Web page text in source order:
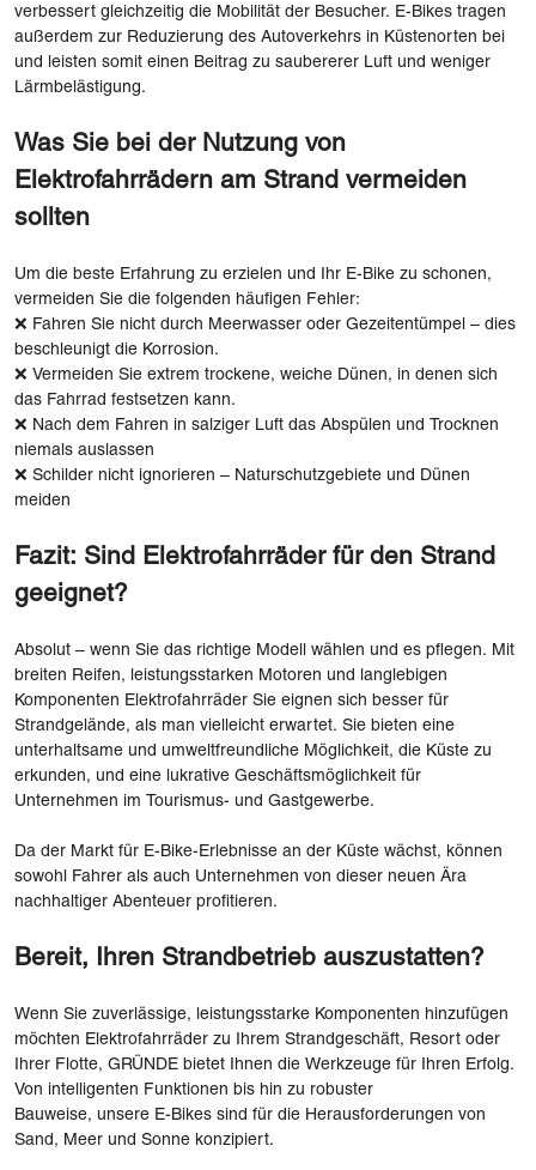
verbessert gleichzeitig die Mobilität der Besucher. E-Bikes tragen
außerdem zur Reduzierung des Autoverkehrs in Küstenorten bei
und leisten somit einen Beitrag zu saubererer Luft und weniger
Lärmbelästigung.
Was Sie bei der Nutzung von
Elektrofahrrädern am Strand vermeiden
sollten
Um die beste Erfahrung zu erzielen und Ihr E-Bike zu schonen,
vermeiden Sie die folgenden häufigen Fehler:
❌ Fahren Sie nicht durch Meerwasser oder Gezeitentümpel – dies
beschleunigt die Korrosion.
❌ Vermeiden Sie extrem trockene, weiche Dünen, in denen sich
das Fahrrad festsetzen kann.
❌ Nach dem Fahren in salziger Luft das Abspülen und Trocknen
niemals auslassen
❌ Schilder nicht ignorieren – Naturschutzgebiete und Dünen
meiden
Fazit: Sind Elektrofahrräder für den Strand
geeignet?
Absolut – wenn Sie das richtige Modell wählen und es pflegen. Mit
breiten Reifen, leistungsstarken Motoren und langlebigen
Komponenten Elektrofahrräder Sie eignen sich besser für
Strandgelände, als man vielleicht erwartet. Sie bieten eine
unterhaltsame und umweltfreundliche Möglichkeit, die Küste zu
erkunden, und eine lukrative Geschäftsmöglichkeit für
Unternehmen im Tourismus- und Gastgewerbe.
Da der Markt für E-Bike-Erlebnisse an der Küste wächst, können
sowohl Fahrer als auch Unternehmen von dieser neuen Ära
nachhaltiger Abenteuer profitieren.
Bereit, Ihren Strandbetrieb auszustatten?
Wenn Sie zuverlässige, leistungsstarke Komponenten hinzufügen
möchten Elektrofahrräder zu Ihrem Strandgeschäft, Resort oder
Ihrer Flotte, GRÜNDE bietet Ihnen die Werkzeuge für Ihren Erfolg.
Von intelligenten Funktionen bis hin zu robuster
Bauweise, unsere E-Bikes sind für die Herausforderungen von
Sand, Meer und Sonne konzipiert.